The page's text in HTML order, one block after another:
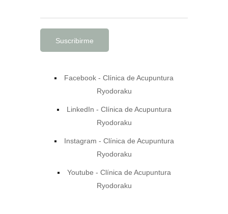
Facebook - Clínica de Acupuntura
Ryodoraku
LinkedIn - Clínica de Acupuntura
Ryodoraku
Instagram - Clínica de Acupuntura
Ryodoraku
Youtube - Clínica de Acupuntura
Ryodoraku